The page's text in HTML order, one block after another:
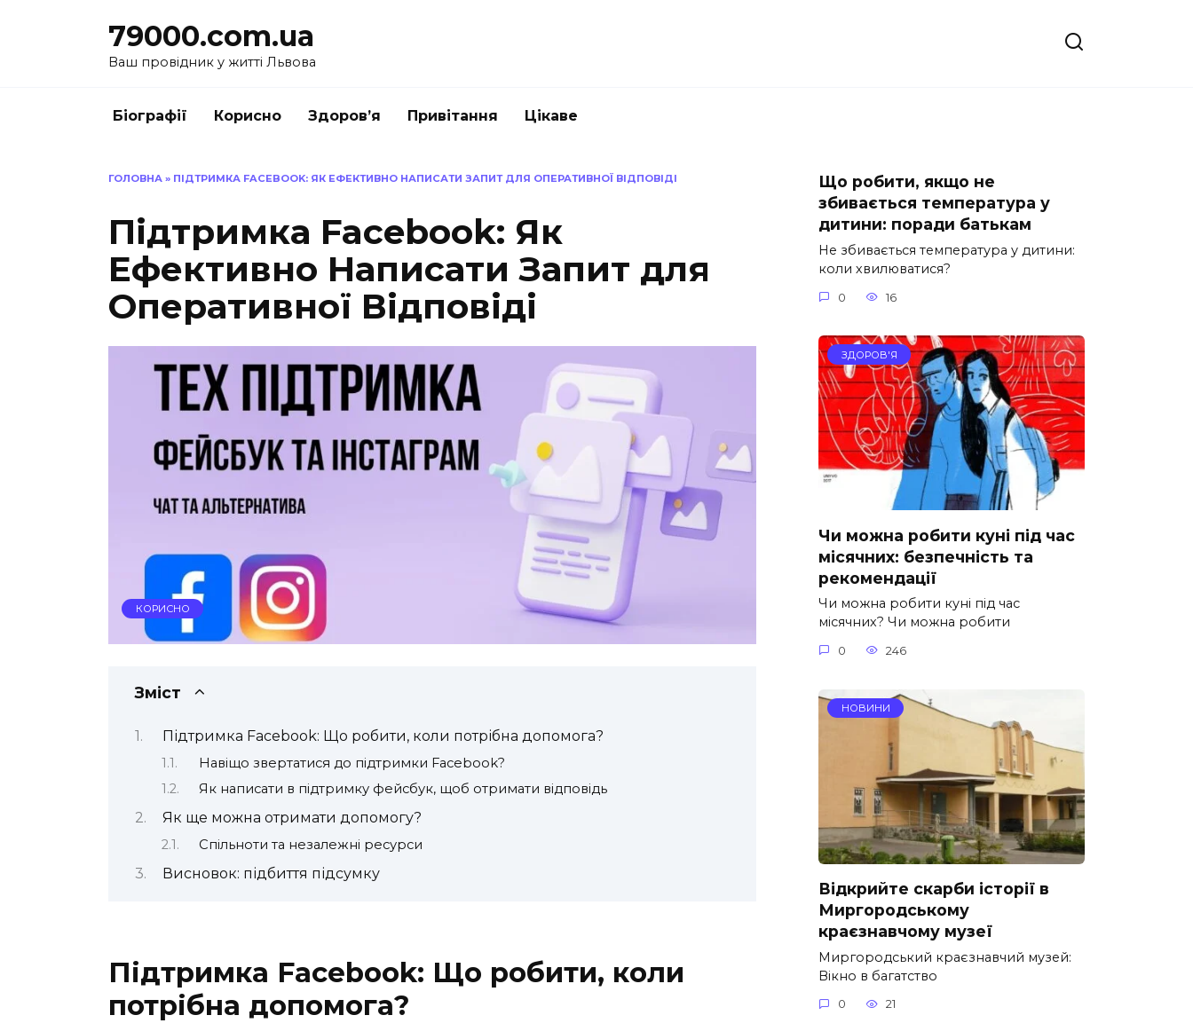
79000.com.ua
Ваш провідник у житті Львова
Біографії Корисно Здоров’я Привітання Цікаве
ГОЛОВНА » ПІДТРИМКА FACEBOOK: ЯК ЕФЕКТИВНО НАПИСАТИ ЗАПИТ ДЛЯ ОПЕРАТИВНОЇ ВІДПОВІДІ
Підтримка Facebook: Як
Ефективно Написати Запит для
Оперативної Відповіді
КОРИСНО
Зміст
Підтримка Facebook: Що робити, коли потрібна допомога?
Навіщо звертатися до підтримки Facebook?
Як написати в підтримку фейсбук, щоб отримати відповідь
Як ще можна отримати допомогу?
Спільноти та незалежні ресурси
Висновок: підбиття підсумку
Підтримка Facebook: Що робити, коли
потрібна допомога?
Що робити, якщо не
збивається температура у
дитини: поради батькам
Не збивається температура у дитини:
коли хвилюватися?
0 16
ЗДОРОВ'Я
Чи можна робити куні під час
місячних: безпечність та
рекомендації
Чи можна робити куні під час
місячних? Чи можна робити
0 246
НОВИНИ
Відкрийте скарби історії в
Миргородському
краєзнавчому музеї
Миргородський краєзнавчий музей:
Вікно в багатство
0 21